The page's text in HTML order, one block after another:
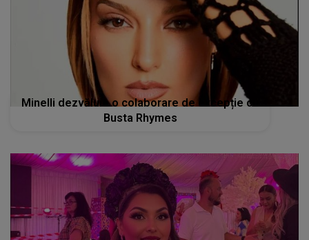
Minelli dezvăluie o colaborare de excepție cu
Busta Rhymes